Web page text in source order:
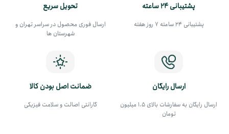
پشتیبانی 24 ساعته
پشتیبانی 24 ساعته 7 روز هفته
تحویل سریع
ارسال فوری محصول در سراسر تهران و
شهرستان ها
ارسال رایگان
ارسال رایگان به سفارشات بالای 1.5 میلیون
تومان
ضمانت اصل بودن کالا
گارانتی اصالت و سلامت فیزیکی